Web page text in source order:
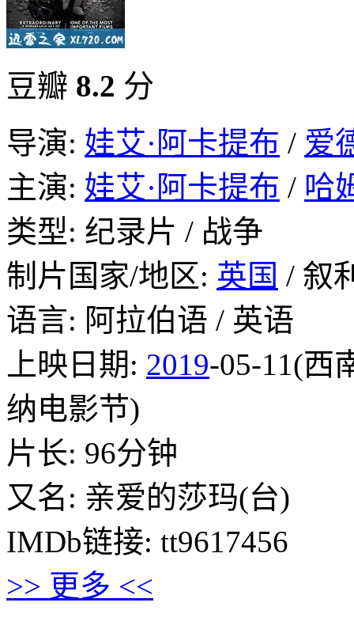
豆瓣 8.2 分
导演: 娃艾·阿卡提布 / 爱
主演: 娃艾·阿卡提布 / 哈
类型: 纪录片 / 战争
制片国家/地区: 英国 / 叙
语言: 阿拉伯语 / 英语
上映日期: 2019-05-11(西
纳电影节)
片长: 96分钟
又名: 亲爱的莎玛(台)
IMDb链接: tt9617456
>> 更多 <<